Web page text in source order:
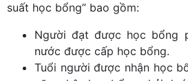
suất học bổng” bao gồm:
Người đạt được học bổng
nước được cấp học bổng.
Tuổi người được nhận học